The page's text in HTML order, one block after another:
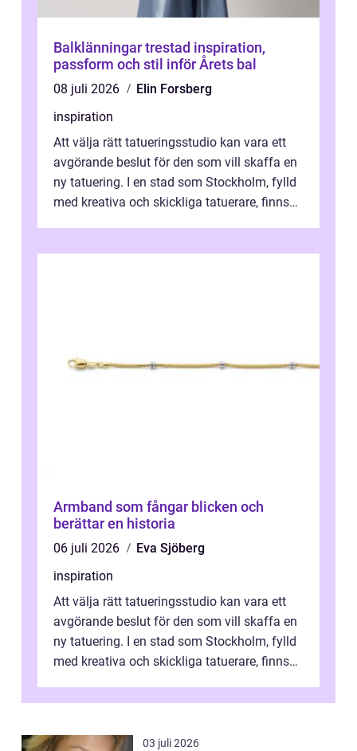
Balklänningar trestad inspiration,
passform och stil inför Årets bal
08 juli 2026
Elin Forsberg
inspiration
Att välja rätt tatueringsstudio kan vara ett
avgörande beslut för den som vill skaffa en
ny tatuering. I en stad som Stockholm, fylld
med kreativa och skickliga tatuerare, finns
Armband som fångar blicken och
berättar en historia
06 juli 2026
Eva Sjöberg
inspiration
Att välja rätt tatueringsstudio kan vara ett
avgörande beslut för den som vill skaffa en
ny tatuering. I en stad som Stockholm, fylld
med kreativa och skickliga tatuerare, finns
03 juli 2026